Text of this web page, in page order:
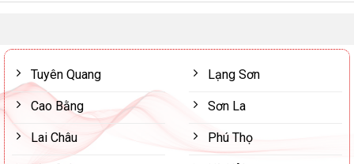
Tuyên Quang
Cao Bằng
Lai Châu
Lạng Sơn
Sơn La
Phú Thọ